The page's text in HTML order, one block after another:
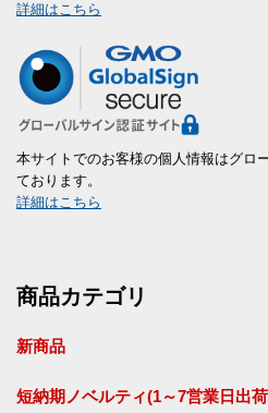
詳細はこちら
本サイトでのお客様の個人情報はグロ
ております。
詳細はこちら
商品カテゴリ
新商品
短納期ノベルティ(1～7営業日出